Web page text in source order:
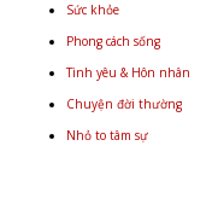
Sức khỏe
Phong cách sống
Tình yêu & Hôn nhân
Chuyện đời thường
Nhỏ to tâm sự